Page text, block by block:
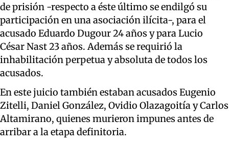
de prisión -respecto a éste último se endilgó su
participación en una asociación ilícita-, para el
acusado Eduardo Dugour 24 años y para Lucio
César Nast 23 años. Además se requirió la
inhabilitación perpetua y absoluta de todos los
acusados.
En este juicio también estaban acusados Eugenio
Zitelli, Daniel González, Ovidio Olazagoitía y Carlos
Altamirano, quienes murieron impunes antes de
arribar a la etapa definitoria.